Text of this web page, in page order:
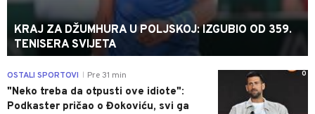
KRAJ ZA DŽUMHURA U POLJSKOJ: IZGUBIO OD 359.
TENISERA SVIJETA
0
OSTALI SPORTOVI Pre 31 min
"Neko treba da otpusti ove idiote":
Podkaster pričao o Đokoviću, svi ga